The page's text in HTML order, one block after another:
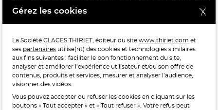
Meilleure chaîne de magasins, Meilleur e-commerçant, Meilleure relation clients : catégorie surgelés. Étude
POUR VOTRE SANTÉ, MANGEZ AU MOINS CINQ FRUITS ET
LÉGUMES PAR JOUR.WWW.MANGERBOUGER.FR
L'abus d'alcool est dangereux pour la santé, à consommer
Gérez les cookies
La Société GLACES THIRIET, éditeur du site www.thiriet.com et
ses partenaires utilise(nt) des cookies et technologies similaires
aux fins suivantes : faciliter le bon fonctionnement du site,
analyser et améliorer l’expérience utilisateur et/ou son offre de
contenus, produits et services, mesurer et analyser l’audience,
visionner des vidéos.
Vous pouvez accepter ou refuser les cookies en cliquant sur les
boutons « Tout accepter » et « Tout refuser ». Votre refus peut